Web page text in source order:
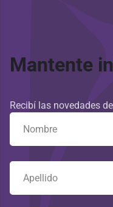
Mantente
Recibí las novedades